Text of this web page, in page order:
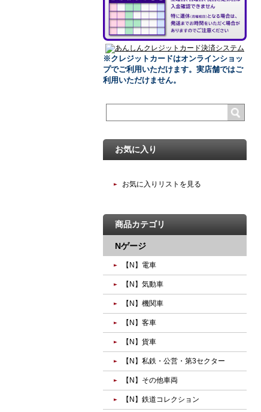
※クレジットカードはオンラインショッ
プでご利用いただけます。 実店舗ではご
利用いただけません。
お気に入り
お気に入りリストを見る
商品カテゴリ
Nゲージ
【N】電車
【N】気動車
【N】機関車
【N】客車
【N】貨車
【N】私鉄・公営・第3セクター
【N】その他車両
【N】鉄道コレクション